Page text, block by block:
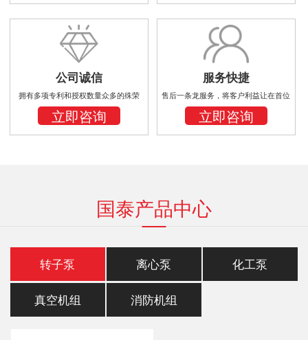
公司诚信
拥有多项专利和授权数量众多的殊荣
立即咨询
服务快捷
售后一条龙服务，将客户利益让在首位
立即咨询
国泰产品中心
转子泵 离心泵 化工泵
真空机组 消防机组